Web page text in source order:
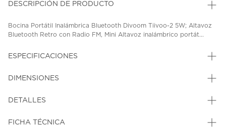
DESCRIPCIÓN DE PRODUCTO
Bocina Portátil Inalámbrica Bluetooth Divoom Tiivoo-2 5W; Altavoz
Bluetooth Retro con Radio FM, Mini Altavoz inalámbrico portát...
ESPECIFICACIONES
DIMENSIONES
DETALLES
FICHA TÉCNICA